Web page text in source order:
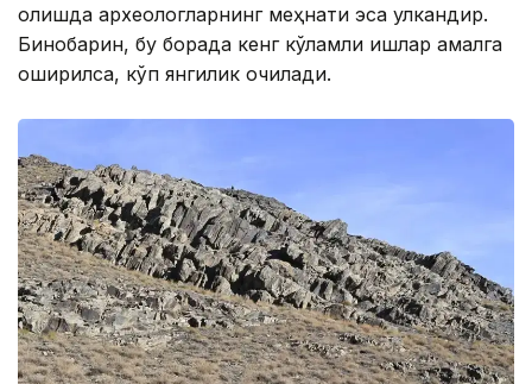
олишда археологларнинг меҳнати эса улкандир.
Бинобарин, бу борада кенг кўламли ишлар амалга
оширилса, кўп янгилик очилади.